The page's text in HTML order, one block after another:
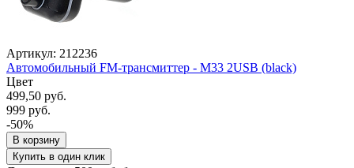
Артикул: 212236
Автомобильный FM-трансмиттер - M33 2USB (black)
Цвет
499,50 руб.
999 руб.
-50%
В корзину
Купить в один клик